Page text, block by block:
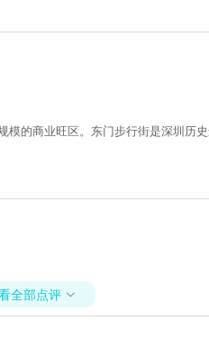
的商业旺区。东门步行街是深圳历
全部点评 